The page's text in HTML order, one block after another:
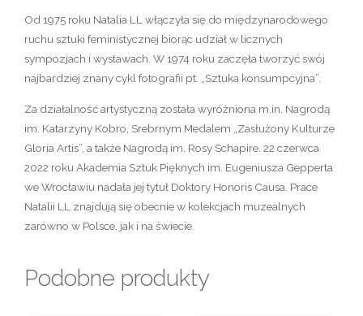
Od 1975 roku Natalia LL włączyła się do międzynarodowego
ruchu sztuki feministycznej biorąc udział w licznych
sympozjach i wystawach. W 1974 roku zaczęła tworzyć swój
najbardziej znany cykl fotografii pt. „Sztuka konsumpcyjna”.
Za działalność artystyczną została wyróżniona m.in. Nagrodą
im. Katarzyny Kobro, Srebrnym Medalem „Zasłużony Kulturze
Gloria Artis”, a także Nagrodą im. Rosy Schapire. 22 czerwca
2022 roku Akademia Sztuk Pięknych im. Eugeniusza Gepperta
we Wrocławiu nadała jej tytuł Doktory Honoris Causa. Prace
Natalii LL znajdują się obecnie w kolekcjach muzealnych
zarówno w Polsce, jak i na świecie.
Podobne produkty